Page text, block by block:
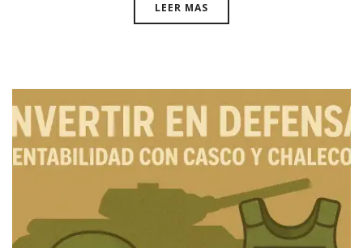
LEER MAS